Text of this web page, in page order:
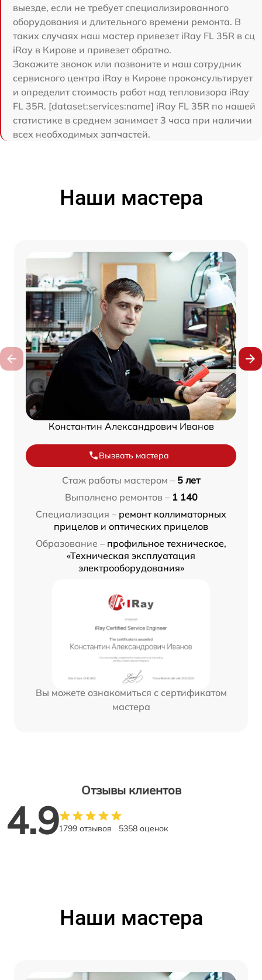
выезде, если не требует специализированного
оборудования и длительного времени ремонта. В
таких случаях наш мастер привезет iRay FL 35R в сц
iRay в Кирове и привезет обратно.
Закажите звонок или позвоните и наш сотрудник
сервисного центра iRay в Кирове проконсультирует
и определит стоимость работ над тепловизора iRay
FL 35R. [dataset:services:name] iRay FL 35R по нашей
статистике в среднем занимает 3 часа при наличии
всех необходимых запчастей.
Наши мастера
Константин Александрович Иванов
Вызвать мастера
Стаж работы мастером – 5 лет
Выполнено ремонтов – 1 140
Специализация – ремонт коллиматорных
прицелов и оптических прицелов
Образование – профильное техническое,
«Техническая эксплуатация
электрооборудования»
Вы можете ознакомиться с сертификатом
мастера
Отзывы клиентов
4.91799 отзывов 5358 оценок
Наши мастера